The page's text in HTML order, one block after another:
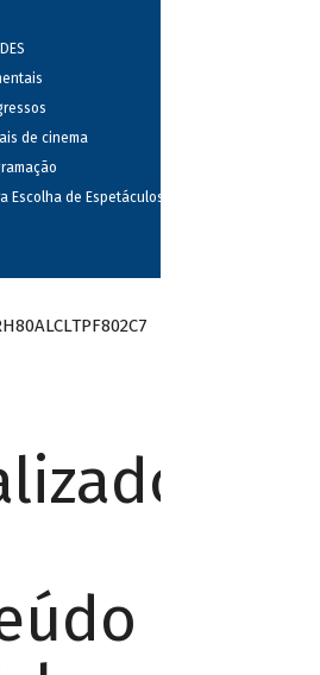
de cinema
Escolha de Espetáculos